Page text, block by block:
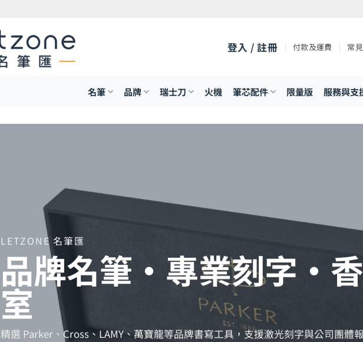
登入 / 註冊 付款及運費 常
名筆 品牌 瑞士刀 火機 筆芯配件 限量版 服務與支
LETZONE 名筆匯
品牌名筆・專業刻字・
室
精選 Parker、Cross、LAMY、萬寶龍等品牌書寫工具，支援激光刻字與公司團體